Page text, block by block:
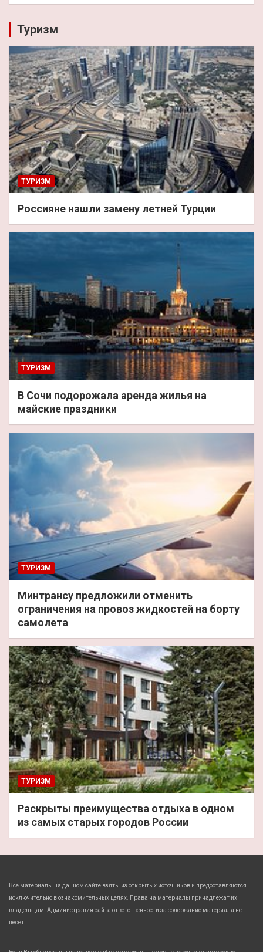
Туризм
ТУРИЗМ
Россияне нашли замену летней Турции
ТУРИЗМ
В Сочи подорожала аренда жилья на
майские праздники
ТУРИЗМ
Минтрансу предложили отменить
ограничения на провоз жидкостей на борту
самолета
ТУРИЗМ
Раскрыты преимущества отдыха в одном
из самых старых городов России
Все материалы на данном сайте взяты из открытых источников и предоставляются
исключительно в ознакомительных целях. Права на материалы принадлежат их
владельцам. Администрация сайта ответственности за содержание материала не
несет.